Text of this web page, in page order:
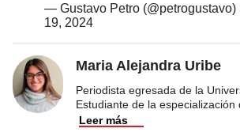
— Gustavo Petro (@petrogustavo)
19, 2024
Maria Alejandra Uribe
Periodista egresada de la
Estudiante de la especialización
Leer más